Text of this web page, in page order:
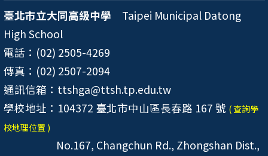
臺北市立大同高級中學 Taipei Municipal Datong
High School
電話：(02) 2505-4269
傳真：(02) 2507-2094
通訊信箱：ttshga@ttsh.tp.edu.tw
學校地址：104372 臺北市中山區長春路 167 號 ( 查詢學
校地理位置 )
No.167, Changchun Rd., Zhongshan Dist.,